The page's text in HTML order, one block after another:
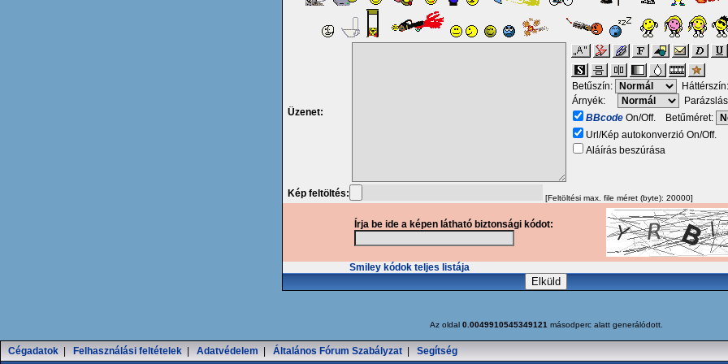
Üzenet:
Betűszín:
Árnyék:
BBcodeOn/Off. Betűméret:
Url/Kép autokonverzió On/Off.
Aláírás beszúrása
Kép feltöltés: [Feltöltési max. file méret (byte): 20000]
Írja be ide a képen látható biztonsági kódot:
Smiley kódok teljes listája
Az oldal 0.0049910545349121 másodperc alatt generálódott.
Cégadatok Felhasználási feltételek Adatvédelem Általános Fórum Szabályzat Segítség